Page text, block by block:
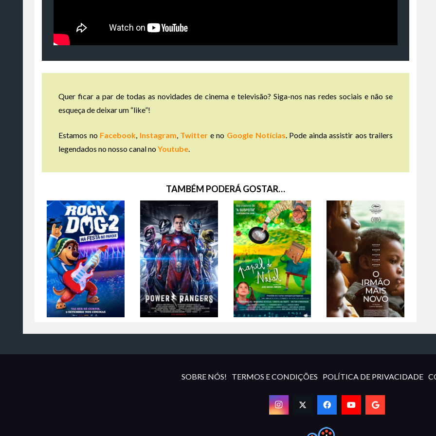
Quer ficar a par de todas as novidades de cinema e televisão? Siga-nos nas redes sociais e não se
esqueça de deixar um “like”!
Estamos no Facebook, Instagram, Twitter e no Google Notícias. Pode ainda assistir aos trailers
legendados no nosso canal noYoutube.
TAMBÉM PODERÁ GOSTAR…
SOBRE NÓS! TERMOS E CONDIÇÕES POLÍTICA DE PRIVACIDADE